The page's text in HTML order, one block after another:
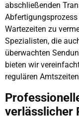
abschließenden
Wartezeiten zu
Spezialisten, die
überwachten
bieten wir
regulären
verlässlicher